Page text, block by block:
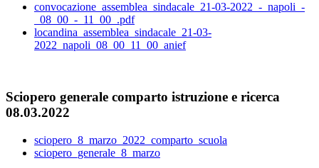
convocazione_assemblea_sindacale_21-03-2022_-_napoli_-
_08_00_-_11_00_.pdf
locandina_assemblea_sindacale_21-03-
2022_napoli_08_00_11_00_anief
Sciopero generale comparto istruzione e ricerca
08.03.2022
sciopero_8_marzo_2022_comparto_scuola
sciopero_generale_8_marzo